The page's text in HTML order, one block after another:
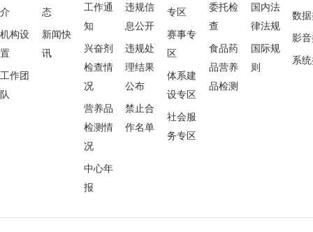
介
机构设
置
工作团
队
态
新闻快
讯
工作通
知
兴奋剂
检查情
况
营养品
检测情
况
中心年
报
违规信
息公开
违规处
理结果
公布
禁止合
作名单
专区
赛事专
区
体系建
设专区
社会服
务专区
委托检
查
食品药
品营养
品检测
国内法
律法规
国际规
则
数
影
系